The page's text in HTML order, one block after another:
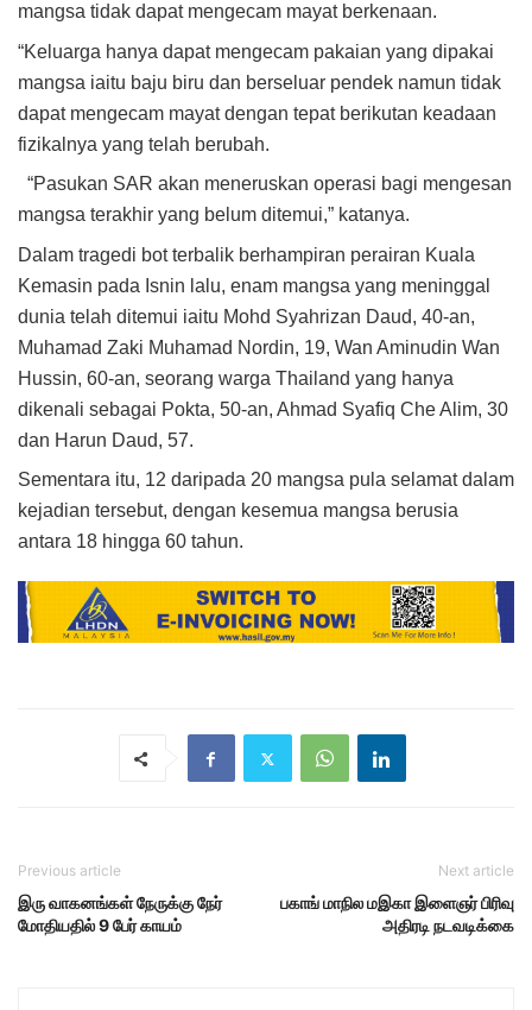
mangsa tidak dapat mengecam mayat berkenaan.
“Keluarga hanya dapat mengecam pakaian yang dipakai
mangsa iaitu baju biru dan berseluar pendek namun tidak
dapat mengecam mayat dengan tepat berikutan keadaan
fizikalnya yang telah berubah.
“Pasukan SAR akan meneruskan operasi bagi mengesan
mangsa terakhir yang belum ditemui,” katanya.
Dalam tragedi bot terbalik berhampiran perairan Kuala
Kemasin pada Isnin lalu, enam mangsa yang meninggal
dunia telah ditemui iaitu Mohd Syahrizan Daud, 40-an,
Muhamad Zaki Muhamad Nordin, 19, Wan Aminudin Wan
Hussin, 60-an, seorang warga Thailand yang hanya
dikenali sebagai Pokta, 50-an, Ahmad Syafiq Che Alim, 30
dan Harun Daud, 57.
Sementara itu, 12 daripada 20 mangsa pula selamat dalam
kejadian tersebut, dengan kesemua mangsa berusia
antara 18 hingga 60 tahun.
Previous article
இரு வாகனங்கள் நேருக்கு நேர்
மோதியதில் 9 பேர் காயம்
Next article
பகாங் மாநில மஇகா இளைஞர் பிரிவு
அதிரடி நடவடிக்கை